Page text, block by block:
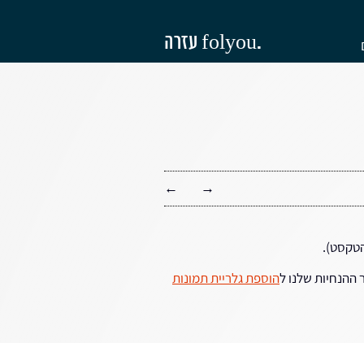
עזרה folyou.
→
←
שלנו להוספת גלריית תמונות